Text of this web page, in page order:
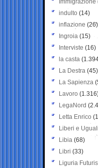
Immigrazione
indulto (14)
inflazione (26)
Ingroia (15)
Interviste (16)
la casta
La Destra (45)
La Sapienza
Lavoro
LegaNord
Letta Enrico
Liberi e Uguali
Libia (68)
Libri (33)
Liguria